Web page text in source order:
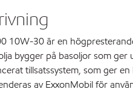
10W-30 är en
bygger på basoljor som
tillsatssystem, som ger
av ExxonMobil för